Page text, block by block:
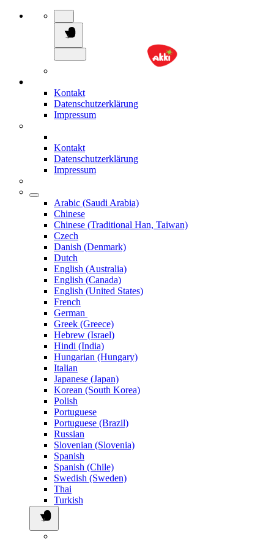
Kontakt
Datenschutzerklärung
Impressum
Kontakt
Datenschutzerklärung
Impressum
Arabic (Saudi Arabia)
Chinese
Chinese (Traditional Han, Taiwan)
Czech
Danish (Denmark)
Dutch
English (Australia)
English (Canada)
English (United States)
French
German
Greek (Greece)
Hebrew (Israel)
Hindi (India)
Hungarian (Hungary)
Italian
Japanese (Japan)
Korean (South Korea)
Polish
Portuguese
Portuguese (Brazil)
Russian
Slovenian (Slovenia)
Spanish
Spanish (Chile)
Swedish (Sweden)
Thai
Turkish